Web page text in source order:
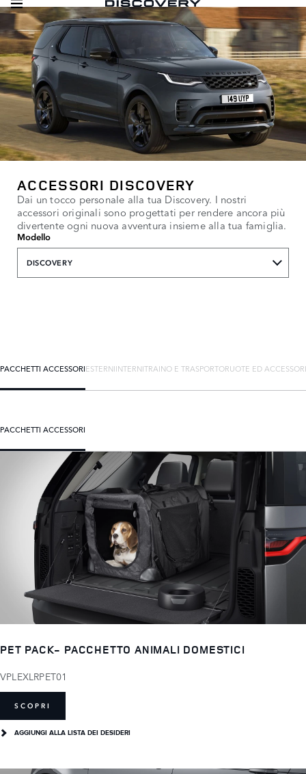
ACCESSORI DISCOVERY
Dai un tocco personale alla tua Discovery. I nostri
accessori originali sono progettati per rendere ancora più
divertente ogni nuova avventura insieme alla tua famiglia.
Modello
DISCOVERY
PACCHETTI ACCESSORIESTERNIINTERNITRAINO E TRASPORTORUOTE ED ACCESSORI
PACCHETTI ACCESSORI
PET PACK- PACCHETTO ANIMALI DOMESTICI
VPLEXLRPET01
SCOPRI
AGGIUNGI ALLA LISTA DEI DESIDERI